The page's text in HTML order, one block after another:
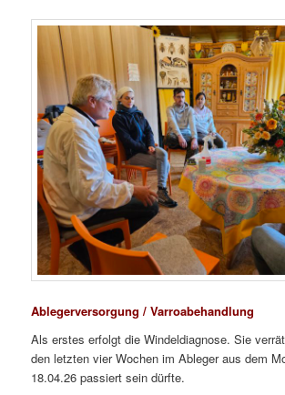
Ablegerversorgung / Varroabehandlung
Als erstes erfolgt die Windeldiagnose. Sie
den letzten vier Wochen im Ableger aus dem
18.04.26 passiert sein dürfte.